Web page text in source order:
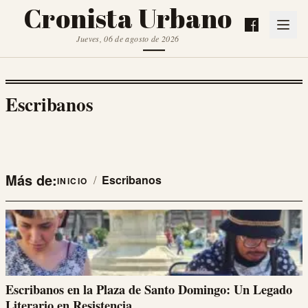
Cronista Urbano
Jueves, 06 de agosto de 2026
Escribanos
Más de:INICIO / Escribanos
Escribanos en la Plaza de Santo Domingo: Un Legado